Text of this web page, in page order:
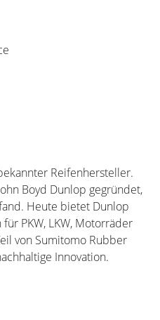
Reifenhersteller.
Boyd Dunlop gegründet,
Heute bietet Dunlop
PKW, LKW, Motorräder
von Sumitomo Rubber
Innovation.